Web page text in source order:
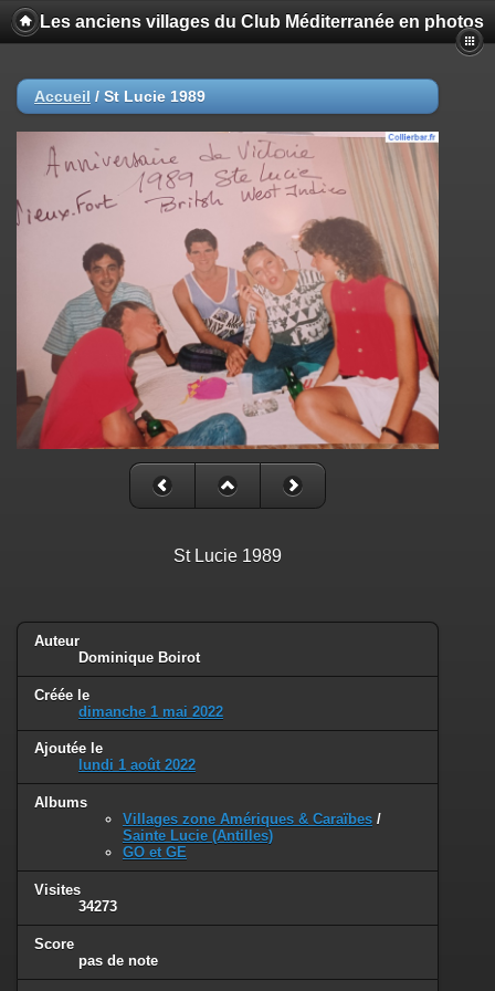
Les anciens villages du Club Méditerranée en photos
Accueil / St Lucie 1989
St Lucie 1989
Auteur
Dominique Boirot
Créée le
dimanche 1 mai 2022
Ajoutée le
lundi 1 août 2022
Albums
Villages zone Amériques & Caraïbes /
Sainte Lucie (Antilles)
GO et GE
Visites
34273
Score
pas de note